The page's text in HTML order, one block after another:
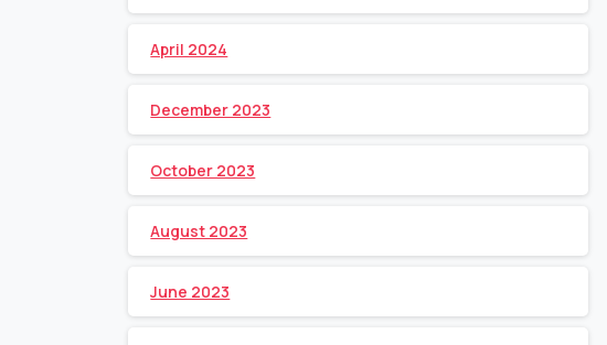
April 2024
December 2023
October 2023
August 2023
June 2023